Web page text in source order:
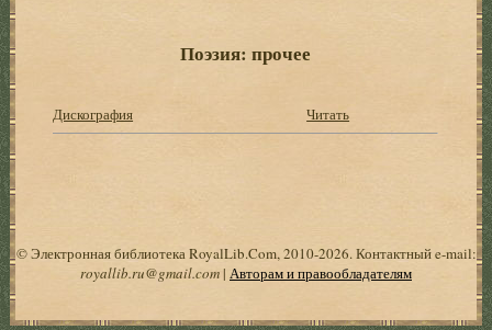
Поэзия: прочее
Дискография Читать
© Электронная библиотека RoyalLib.Com, 2010-2026. Контактный e-mail:
royallib.ru@gmail.com| Авторам и правообладателям